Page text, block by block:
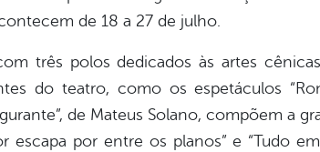
de 18 a 27 de julho.
três polos dedicados às artes
do teatro, como os espetáculos
de Mateus Solano, compõem a
escapa por entre os planos” e “Tudo